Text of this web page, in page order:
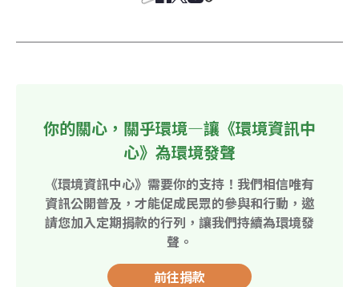
你的關心，關乎環境—讓《環境資訊中
心》為環境發聲
《環境資訊中心》需要你的支持！我們相信唯有
資訊公開普及，才能促成民眾的參與和行動，邀
請您加入定期捐款的行列，讓我們持續為環境發
聲。
前往捐款